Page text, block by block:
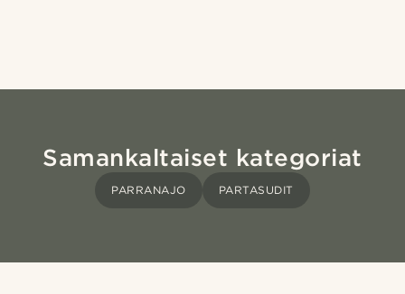
Samankaltaiset kategoriat
PARRANAJO PARTASUDIT